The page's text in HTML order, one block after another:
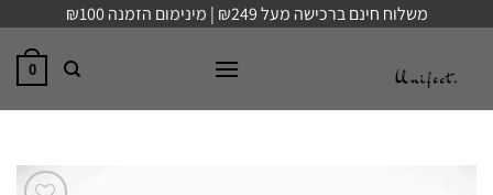
content
משלוח חינם ברכישה מעל ₪249 | מינימום הזמנה ₪100
0